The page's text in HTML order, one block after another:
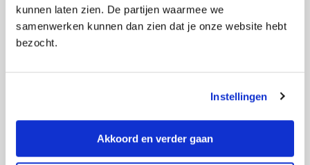
kunnen laten zien. De partijen waarmee we
samenwerken kunnen dan zien dat je onze website hebt
bezocht.
Instellingen
Akkoord en verder gaan
d
e
b
r